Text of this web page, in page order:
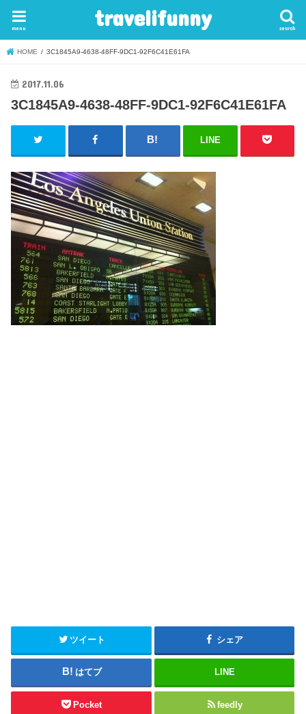
travelifunny search
menu
HOME 3C1845A9-4638-48FF-9DC1-92F6C41E61FA
2017.11.06
3C1845A9-4638-48FF-9DC1-92F6C41E61FA
LINE
ツイート シェア
はてブ LINE
Pocket feedly